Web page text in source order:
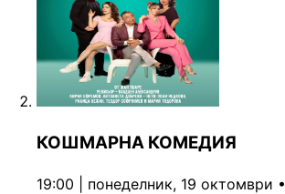
КОШМАРНА КОМЕДИЯ
19:00 | понеделник, 19 октомври •